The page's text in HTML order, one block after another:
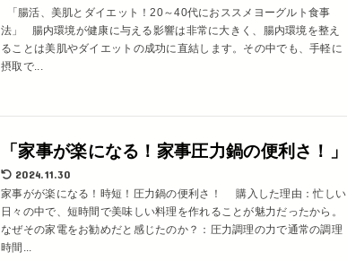
「腸活、美肌とダイエット！20～40代におススメヨーグルト食事
法」 腸内環境が健康に与える影響は非常に大きく、腸内環境を整え
ることは美肌やダイエットの成功に直結します。その中でも、手軽に
摂取で...
「家事が楽になる！家事圧力鍋の便利さ！」
2024.11.30
家事がが楽になる！時短！圧力鍋の便利さ！ 購入した理由：忙しい
日々の中で、短時間で美味しい料理を作れることが魅力だったから。
なぜその家電をお勧めだと感じたのか？：圧力調理の力で通常の調理
時間...